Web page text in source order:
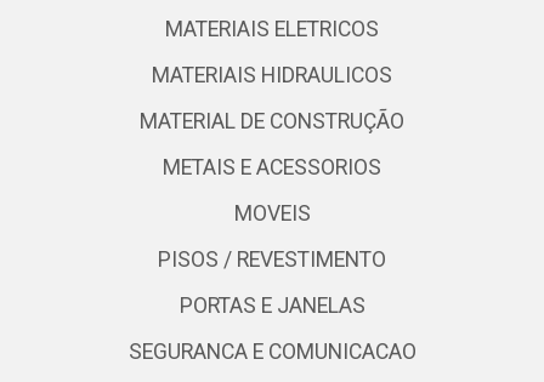
MATERIAIS ELETRICOS
MATERIAIS HIDRAULICOS
MATERIAL DE CONSTRUÇÃO
METAIS E ACESSORIOS
MOVEIS
PISOS / REVESTIMENTO
PORTAS E JANELAS
SEGURANCA E COMUNICACAO